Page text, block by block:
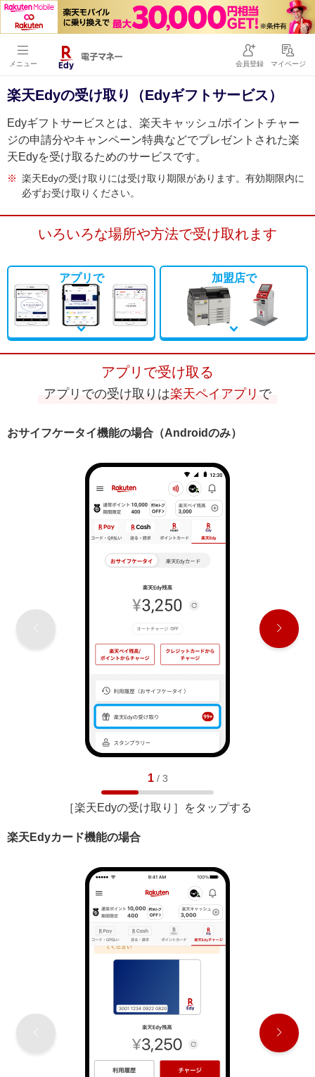
メニュー 会員登録 マイページ
楽天Edyの受け取り（Edyギフトサービス）
Edyギフトサービスとは、楽天キャッシュ/ポイントチャー
ジの申請分やキャンペーン特典などでプレゼントされた楽
天Edyを受け取るためのサービスです。
※ 楽天Edyの受け取りには受け取り期限があります。有効期限内に
必ずお受け取りください。
いろいろな場所や方法で受け取れます
アプリで 加盟店で
アプリで受け取る
アプリでの受け取りは楽天ペイアプリ で
おサイフケータイ機能の場合（Androidのみ）
1/ 3
［楽天Edyの受け取り］をタップする
楽天Edyカード機能の場合